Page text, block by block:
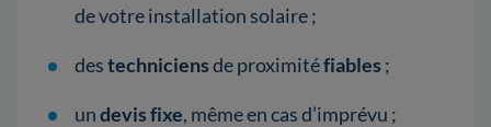
de votre installation solaire ;
destechniciensde proximitéfiables ;
undevis fixe, même en cas d’imprévu ;